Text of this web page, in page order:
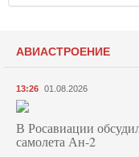
АВИАСТРОЕНИЕ
13:26 01.08.2026
В Росавиации
самолета Ан-2